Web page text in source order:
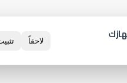
تثبيت الآن